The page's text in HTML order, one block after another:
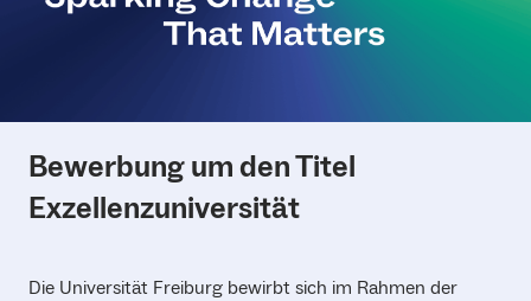
Bewerbung um den Titel
Exzellenzuniversität
Die Universität Freiburg bewirbt sich im Rahmen der